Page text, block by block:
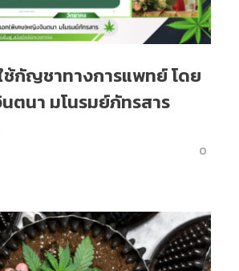
ช้กัญชาทางการแพทย์ โดย
นา มโนรมย์ภัทรสาร
0